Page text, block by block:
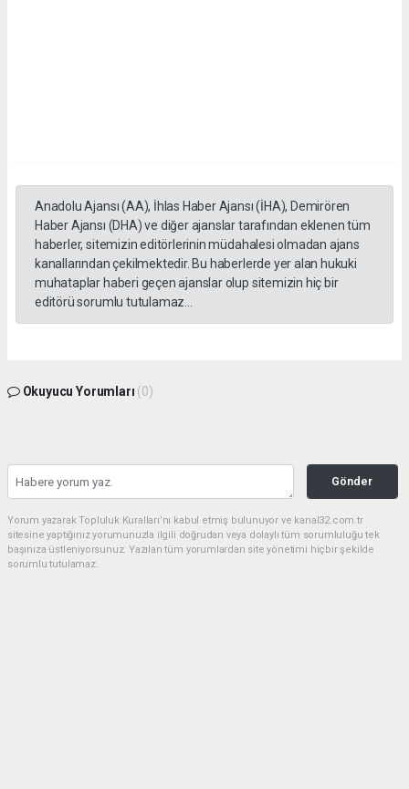
Anadolu Ajansı (AA), İhlas Haber Ajansı (İHA), Demirören
Haber Ajansı (DHA) ve diğer ajanslar tarafından eklenen tüm
haberler, sitemizin editörlerinin müdahalesi olmadan ajans
kanallarından çekilmektedir. Bu haberlerde yer alan hukuki
muhataplar haberi geçen ajanslar olup sitemizin hiç bir
editörü sorumlu tutulamaz...
Okuyucu Yorumları (0)
Gönder
Yorum yazarak Topluluk Kuralları’nı kabul etmiş bulunuyor ve kanal32.com.tr
sitesine yaptığınız yorumunuzla ilgili doğrudan veya dolaylı tüm sorumluluğu tek
başınıza üstleniyorsunuz. Yazılan tüm yorumlardan site yönetimi hiçbir şekilde
sorumlu tutulamaz.